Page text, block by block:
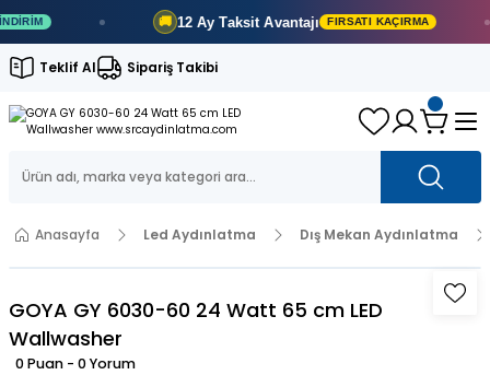
12 Ay Taksit Avantajı FIRSATI KAÇIRMA
Teklif Al Sipariş Takibi
Anasayfa Led Aydınlatma Dış Mekan Aydınlatma
GOYA GY 6030-60 24 Watt 65 cm LED
Wallwasher
0 Puan - 0 Yorum